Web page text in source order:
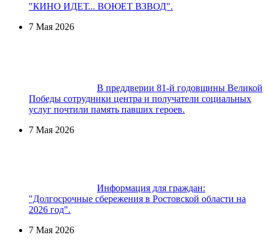
"КИНО ИДЕТ... ВОЮЕТ ВЗВОД".
7 Мая 2026
В преддверии 81-й годовщины Великой
Победы сотрудники центра и получатели социальных
услуг почтили память павших героев.
7 Мая 2026
Информация для граждан:
"Долгосрочные сбережения в Ростовской области на
2026 год".
7 Мая 2026